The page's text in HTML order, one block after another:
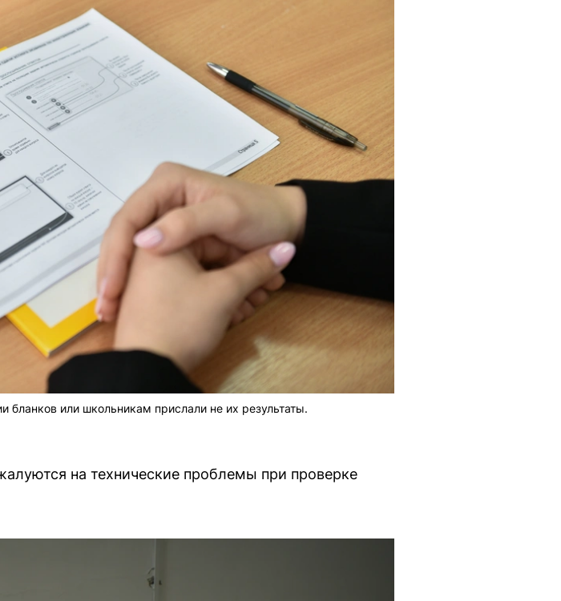
бланков или школьникам прислали не их результаты.
на технические проблемы при проверке